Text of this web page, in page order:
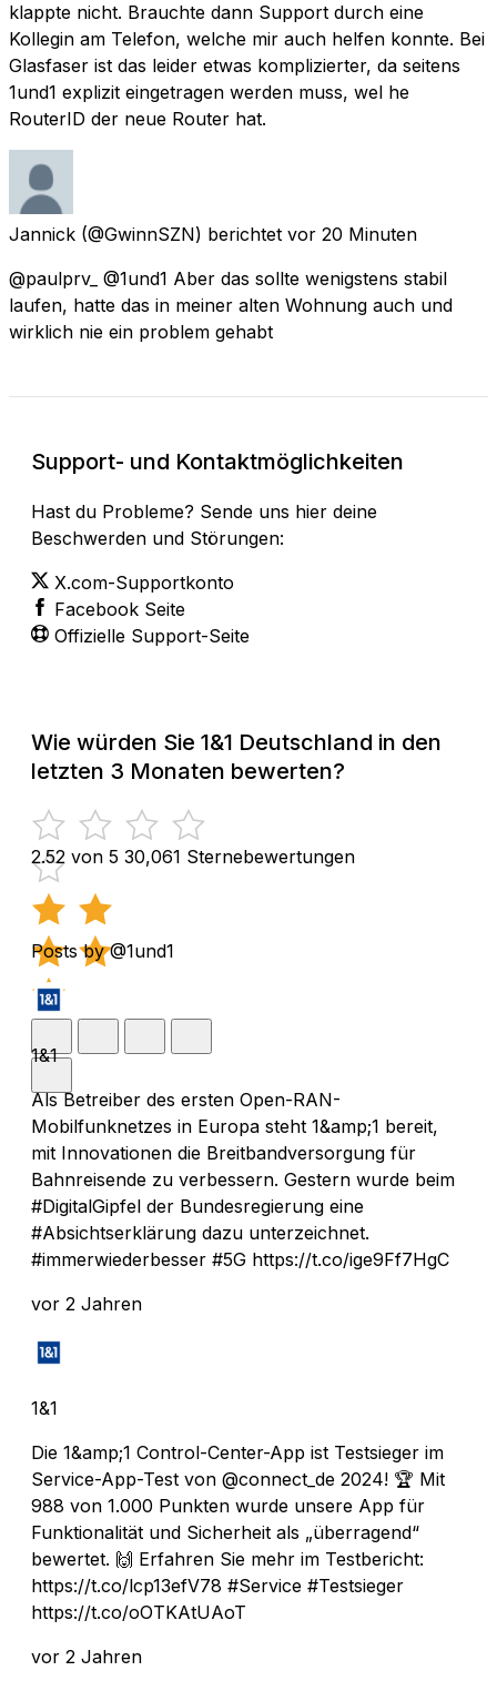
klappte nicht. Brauchte dann Support durch eine
Kollegin am Telefon, welche mir auch helfen konnte. Bei
Glasfaser ist das leider etwas komplizierter, da seitens
1und1 explizit eingetragen werden muss, wel he
RouterID der neue Router hat.
Jannick (@GwinnSZN) berichtet vor 20 Minuten
@paulprv_ @1und1 Aber das sollte wenigstens stabil
laufen, hatte das in meiner alten Wohnung auch und
wirklich nie ein problem gehabt
Support- und Kontaktmöglichkeiten
Hast du Probleme? Sende uns hier deine
Beschwerden und Störungen:
X.com-Supportkonto
Facebook Seite
Offizielle Support-Seite
Wie würden Sie 1&1 Deutschland in den
letzten 3 Monaten bewerten?
2.52 von 5 30,061 Sternebewertungen
Posts by @1und1
1&1
Als Betreiber des ersten Open-RAN-
Mobilfunknetzes in Europa steht 1&amp;1 bereit,
mit Innovationen die Breitbandversorgung für
Bahnreisende zu verbessern. Gestern wurde beim
#DigitalGipfel der Bundesregierung eine
#Absichtserklärung dazu unterzeichnet.
#immerwiederbesser #5G https://t.co/ige9Ff7HgC
vor 2 Jahren
1&1
Die 1&amp;1 Control-Center-App ist Testsieger im
Service-App-Test von @connect_de 2024! 🏆 Mit
988 von 1.000 Punkten wurde unsere App für
Funktionalität und Sicherheit als „überragend“
bewertet. 🙌 Erfahren Sie mehr im Testbericht:
https://t.co/lcp13efV78 #Service #Testsieger
https://t.co/oOTKAtUAoT
vor 2 Jahren